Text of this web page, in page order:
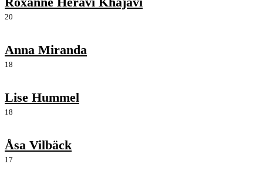
20
Anna Miranda
18
Lise Hummel
18
Åsa Vilbäck
17